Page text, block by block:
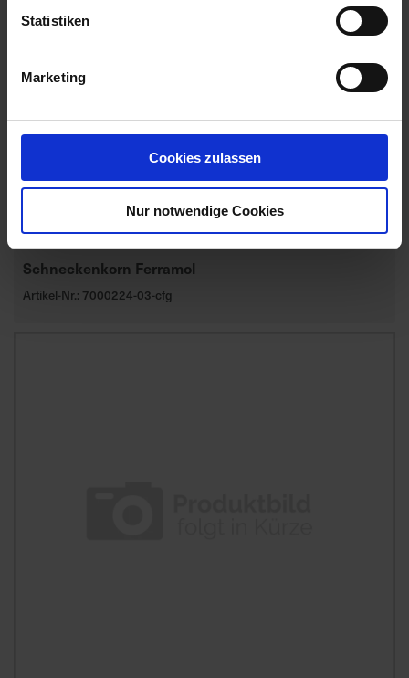
Statistiken
Marketing
Cookies zulassen
Nur notwendige Cookies
Schneckenkorn Ferramol
Artikel-Nr.: 7000224-03-cfg